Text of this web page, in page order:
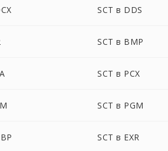
SCT в DDS
SCT в BMP
SCT в PCX
SCT в PGM
SCT в EXR